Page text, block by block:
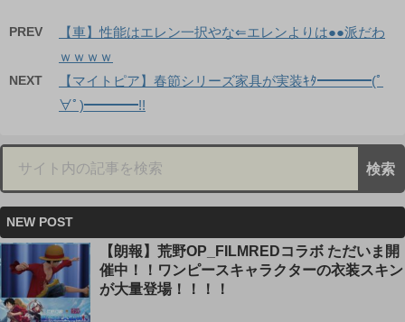
PREV
【車】性能はエレン一択やな⇐エレンよりは●●派だわ
ｗｗｗｗ
NEXT
【マイトピア】春節シリーズ家具が実装ｷﾀ━━━━(ﾟ
∀ﾟ)━━━━!!
NEW POST
【朗報】荒野OP_FILMREDコラボ ただいま開
催中！！ワンピースキャラクターの衣装スキン
が大量登場！！！！